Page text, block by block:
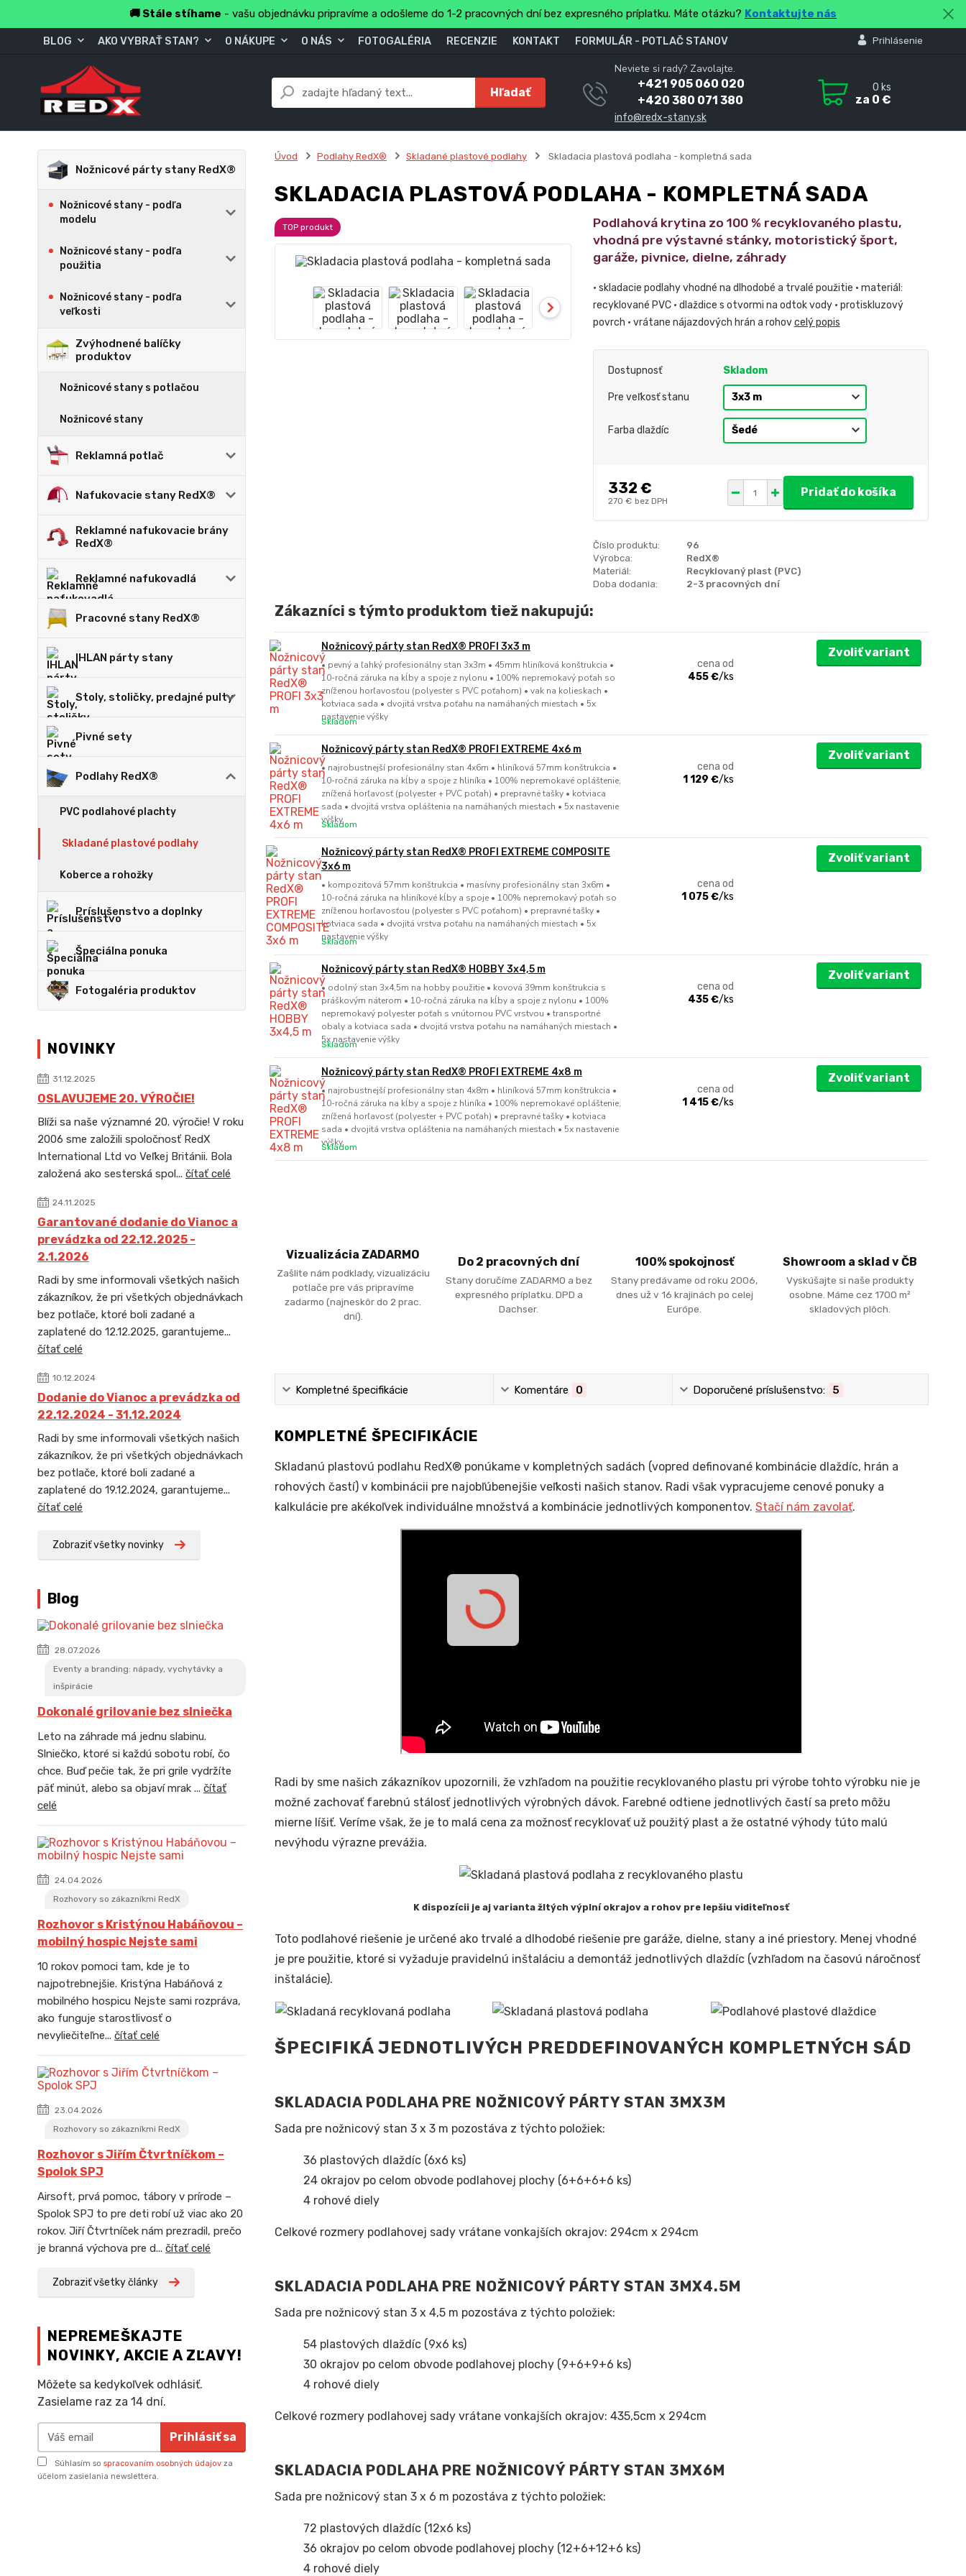
🚚 Stále stíhame - vašu objednávku pripravíme a odošleme do 1-2 pracovných dní bez expresného príplatku. Máte otázku? Kontaktujte nás
BLOG AKO VYBRAŤ STAN? O NÁKUPE O NÁS FOTOGALÉRIA RECENZIE KONTAKT FORMULÁR - POTLAČ STANOV Prihlásenie
Hľadať
Neviete si rady? Zavolajte.
+421 905 060 020
+420 380 071 380
info@redx-stany.sk
0 ks
za 0 €
Nožnicové párty stany RedX®
Nožnicové stany - podľa
modelu
Nožnicové stany - podľa
použitia
Nožnicové stany - podľa
veľkosti
Zvýhodnené balíčky
produktov
Nožnicové stany s potlačou
Nožnicové stany
Reklamná potlač
Nafukovacie stany RedX®
Reklamné nafukovacie brány
RedX®
Reklamné nafukovadlá
Pracovné stany RedX®
IHLAN párty stany
Stoly, stoličky, predajné pulty
Pivné sety
Podlahy RedX®
PVC podlahové plachty
Skladané plastové podlahy
Koberce a rohožky
Príslušenstvo a doplnky
Špeciálna ponuka
Fotogaléria produktov
NOVINKY
31.12.2025
OSLAVUJEME 20. VÝROČIE!
Blíži sa naše významné 20. výročie! V roku
2006 sme založili spoločnosť RedX
International Ltd vo Veľkej Británii. Bola
založená ako sesterská spol... čítať celé
24.11.2025
Garantované dodanie do Vianoc a
prevádzka od 22.12.2025 -
2.1.2026
Radi by sme informovali všetkých našich
zákazníkov, že pri všetkých objednávkach
bez potlače, ktoré boli zadané a
zaplatené do 12.12.2025, garantujeme...
čítať celé
10.12.2024
Dodanie do Vianoc a prevádzka od
22.12.2024 - 31.12.2024
Radi by sme informovali všetkých našich
zákazníkov, že pri všetkých objednávkach
bez potlače, ktoré boli zadané a
zaplatené do 19.12.2024, garantujeme...
čítať celé
Zobraziť všetky novinky
Blog
28.07.2026
Eventy a branding: nápady, vychytávky a
inšpirácie
Dokonalé grilovanie bez slniečka
Leto na záhrade má jednu slabinu.
Slniečko, ktoré si každú sobotu robí, čo
chce. Buď pečie tak, že pri grile vydržíte
päť minút, alebo sa objaví mrak ... čítať
celé
24.04.2026
Rozhovory so zákazníkmi RedX
Rozhovor s Kristýnou Habáňovou –
mobilný hospic Nejste sami
10 rokov pomoci tam, kde je to
najpotrebnejšie. Kristýna Habáňová z
mobilného hospicu Nejste sami rozpráva,
ako funguje starostlivosť o
nevyliečiteľne... čítať celé
23.04.2026
Rozhovory so zákazníkmi RedX
Rozhovor s Jiřím Čtvrtníčkom –
Spolok SPJ
Airsoft, prvá pomoc, tábory v prírode –
Spolok SPJ to pre deti robí už viac ako 20
rokov. Jiří Čtvrtníček nám prezradil, prečo
je branná výchova pre d... čítať celé
Zobraziť všetky články
NEPREMEŠKAJTE
NOVINKY, AKCIE A ZĽAVY!
Môžete sa kedykoľvek odhlásiť.
Zasielame raz za 14 dní.
Prihlásiť sa
Súhlasím so spracovaním osobných údajov za
účelom zasielania newslettera.
Úvod Podlahy RedX® Skladané plastové podlahy Skladacia plastová podlaha - kompletná sada
SKLADACIA PLASTOVÁ PODLAHA - KOMPLETNÁ SADA
TOP produkt
Podlahová krytina zo 100 % recyklovaného plastu,
vhodná pre výstavné stánky, motoristický šport,
garáže, pivnice, dielne, záhrady
• skladacie podlahy vhodné na dlhodobé a trvalé použitie • materiál:
recyklované PVC • dlaždice s otvormi na odtok vody • protiskluzový
povrch • vrátane nájazdových hrán a rohovcelý popis
Dostupnosť Skladom
Pre veľkosť stanu
Farba dlaždíc
332 €
270 € bez DPH
Pridať do košíka
Číslo produktu:
96
Výrobca:
RedX®
Materiál:
Recyklovaný plast (PVC)
Doba dodania:
2-3 pracovných dní
Zákazníci s týmto produktom tiež nakupujú:
Nožnicový párty stan RedX® PROFI 3x3 m
• pevný a ľahký profesionálny stan 3x3m • 45mm hliníková konštrukcia •
10-ročná záruka na kĺby a spoje z nylonu • 100% nepremokavý poťah so
zníženou horľavosťou (polyester s PVC poťahom) • vak na kolieskach •
kotviaca sada • dvojitá vrstva poťahu na namáhaných miestach • 5x
nastavenie výšky
cena od
455 €/ks
Skladom
Zvoliť variant
Nožnicový párty stan RedX® PROFI EXTREME 4x6 m
• najrobustnejší profesionálny stan 4x6m • hliníková 57mm konštrukcia •
10-ročná záruka na kĺby a spoje z hliníka • 100% nepremokavé opláštenie,
znížená horľavosť (polyester + PVC poťah) • prepravné tašky • kotviaca
sada • dvojitá vrstva opláštenia na namáhaných miestach • 5x nastavenie
výšky
cena od
1 129 €/ks
Skladom
Zvoliť variant
Nožnicový párty stan RedX® PROFI EXTREME COMPOSITE
3x6 m
• kompozitová 57mm konštrukcia • masívny profesionálny stan 3x6m •
10-ročná záruka na hliníkové kĺby a spoje • 100% nepremokavý poťah so
zníženou horľavosťou (polyester s PVC poťahom) • prepravné tašky •
kotviaca sada • dvojitá vrstva poťahu na namáhaných miestach • 5x
nastavenie výšky
cena od
1 075 €/ks
Skladom
Zvoliť variant
Nožnicový párty stan RedX® HOBBY 3x4,5 m
• odolný stan 3x4,5m na hobby použitie • kovová 39mm konštrukcia s
práškovým náterom • 10-ročná záruka na kĺby a spoje z nylonu • 100%
nepremokavý polyester poťah s vnútornou PVC vrstvou • transportné
obaly a kotviaca sada • dvojitá vrstva poťahu na namáhaných miestach •
5x nastavenie výšky
cena od
435 €/ks
Skladom
Zvoliť variant
Nožnicový párty stan RedX® PROFI EXTREME 4x8 m
• najrobustnejší profesionálny stan 4x8m • hliníková 57mm konštrukcia •
10-ročná záruka na kĺby a spoje z hliníka • 100% nepremokavé opláštenie,
znížená horľavosť (polyester + PVC poťah) • prepravné tašky • kotviaca
sada • dvojitá vrstva opláštenia na namáhaných miestach • 5x nastavenie
výšky
cena od
1 415 €/ks
Skladom
Zvoliť variant
Vizualizácia ZADARMO
Zašlite nám podklady, vizualizáciu
potlače pre vás pripravíme
zadarmo (najneskôr do 2 prac.
dní).
Do 2 pracovných dní
Stany doručíme ZADARMO a bez
expresného príplatku. DPD a
Dachser.
100% spokojnosť
Stany predávame od roku 2006,
dnes už v 16 krajinách po celej
Európe.
Showroom a sklad v ČB
Vyskúšajte si naše produkty
osobne. Máme cez 1700 m²
skladových plôch.
Kompletné špecifikácie Komentáre 0 Doporučené príslušenstvo: 5
KOMPLETNÉ ŠPECIFIKÁCIE
Skladanú plastovú podlahu RedX® ponúkame v kompletných sadách (vopred definované kombinácie dlaždíc, hrán a
rohových častí) v kombinácii pre najobľúbenejšie veľkosti našich stanov. Radi však vypracujeme cenové ponuky a
kalkulácie pre akékoľvek individuálne množstvá a kombinácie jednotlivých komponentov. Stačí nám zavolať.
Radi by sme našich zákazníkov upozornili, že vzhľadom na použitie recyklovaného plastu pri výrobe tohto výrobku nie je
možné zachovať farebnú stálosť jednotlivých výrobných dávok. Farebné odtiene jednotlivých častí sa preto môžu
mierne líšiť. Veríme však, že je to malá cena za možnosť recyklovať už použitý plast a že ostatné výhody túto malú
nevýhodu výrazne prevážia.
K dispozícii je aj varianta žltých výplní okrajov a rohov pre lepšiu viditeľnosť
Toto podlahové riešenie je určené ako trvalé a dlhodobé riešenie pre garáže, dielne, stany a iné priestory. Menej vhodné
je pre použitie, ktoré si vyžaduje pravidelnú inštaláciu a demontáž jednotlivých dlaždíc (vzhľadom na časovú náročnosť
inštalácie).
ŠPECIFIKÁ JEDNOTLIVÝCH PREDDEFINOVANÝCH KOMPLETNÝCH SÁD
SKLADACIA PODLAHA PRE NOŽNICOVÝ PÁRTY STAN 3MX3M
Sada pre nožnicový stan 3 x 3 m pozostáva z týchto položiek:
36 plastových dlaždíc (6x6 ks)
24 okrajov po celom obvode podlahovej plochy (6+6+6+6 ks)
4 rohové diely
Celkové rozmery podlahovej sady vrátane vonkajších okrajov: 294cm x 294cm
SKLADACIA PODLAHA PRE NOŽNICOVÝ PÁRTY STAN 3MX4.5M
Sada pre nožnicový stan 3 x 4,5 m pozostáva z týchto položiek:
54 plastových dlaždíc (9x6 ks)
30 okrajov po celom obvode podlahovej plochy (9+6+9+6 ks)
4 rohové diely
Celkové rozmery podlahovej sady vrátane vonkajších okrajov: 435,5cm x 294cm
SKLADACIA PODLAHA PRE NOŽNICOVÝ PÁRTY STAN 3MX6M
Sada pre nožnicový stan 3 x 6 m pozostáva z týchto položiek:
72 plastových dlaždíc (12x6 ks)
36 okrajov po celom obvode podlahovej plochy (12+6+12+6 ks)
4 rohové diely